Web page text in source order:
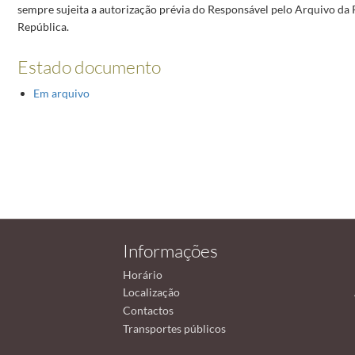
sempre sujeita a autorização prévia do Responsável pelo Arquivo da
República.
Estado documento
Em arquivo
Informações
Horário
Localização
Contactos
Transportes públicos